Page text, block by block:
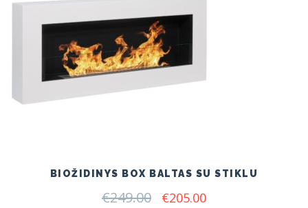
BIOŽIDINYS BOX BALTAS SU STIKLU
€249.00 Original
€205.00Current